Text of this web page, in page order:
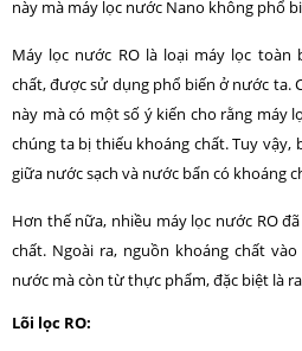
này mà máy lọc nước Nano không phổ
Máy lọc nước RO là loại máy lọc toàn
chất, được sử dụng phổ biến ở nước ta.
này mà có một số ý kiến cho rằng máy
chúng ta bị thiếu khoáng chất. Tuy vậy,
giữa nước sạch và nước bẩn có khoáng
Hơn thế nữa, nhiều máy lọc nước RO
chất. Ngoài ra, nguồn khoáng chất
nước mà còn từ thực phẩm, đặc biệt là
Lõi lọc RO: